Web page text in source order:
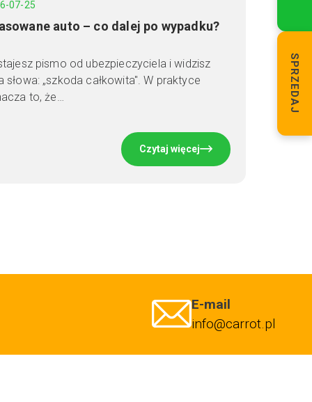
07-25
auto – co dalej po wypadku?
pismo od ubezpieczyciela i widzisz
słowa: „szkoda całkowita". W praktyce
to, że…
Czytaj więcej
SPRZEDAJ
E-mail
info@carrot.pl